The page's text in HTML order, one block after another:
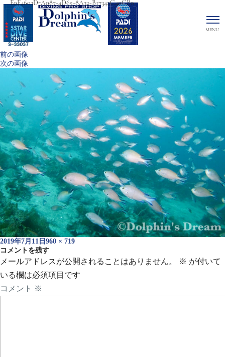
前の画像
次の画像
E0F4603D-A087-4D65-8A32-B17342C40CB0
投
稿
日:
2019年7月11日 フ
ル
サ
ズ
960 × 719
コメントを残す
メールアドレスが公開されることはありません。 ※ が付いて
いる欄は必須項目です
コメント ※